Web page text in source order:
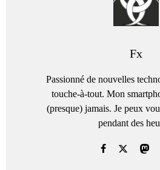
Fx
Passionné de nouvelles
touche-à-tout. Mon
(presque) jamais. Je peux
pendant des